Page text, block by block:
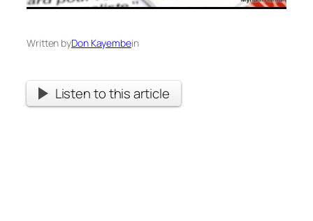
Written byDon Kayembein
Listen to this article